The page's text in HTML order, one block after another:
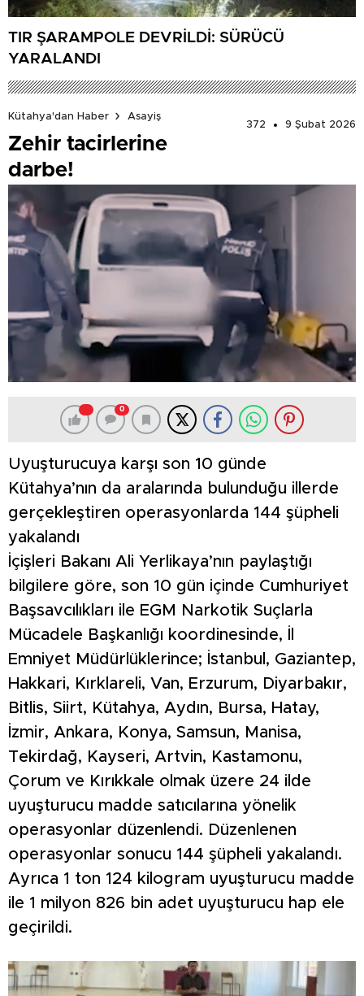
TIR ŞARAMPOLE DEVRİLDİ: SÜRÜCÜ
YARALANDI
Kütahya'dan Haber
Asayiş
372
9 Şubat 2026
Zehir tacirlerine
darbe!
0
Uyuşturucuya karşı son 10 günde
Kütahya’nın da aralarında bulunduğu illerde
gerçekleştiren operasyonlarda 144 şüpheli
yakalandı
İçişleri Bakanı Ali Yerlikaya’nın paylaştığı
bilgilere göre, son 10 gün içinde Cumhuriyet
Başsavcılıkları ile EGM Narkotik Suçlarla
Mücadele Başkanlığı koordinesinde, İl
Emniyet Müdürlüklerince; İstanbul, Gaziantep,
Hakkari, Kırklareli, Van, Erzurum, Diyarbakır,
Bitlis, Siirt, Kütahya, Aydın, Bursa, Hatay,
İzmir, Ankara, Konya, Samsun, Manisa,
Tekirdağ, Kayseri, Artvin, Kastamonu,
Çorum ve Kırıkkale olmak üzere 24 ilde
uyuşturucu madde satıcılarına yönelik
operasyonlar düzenlendi. Düzenlenen
operasyonlar sonucu 144 şüpheli yakalandı.
Ayrıca 1 ton 124 kilogram uyuşturucu madde
ile 1 milyon 826 bin adet uyuşturucu hap ele
geçirildi.